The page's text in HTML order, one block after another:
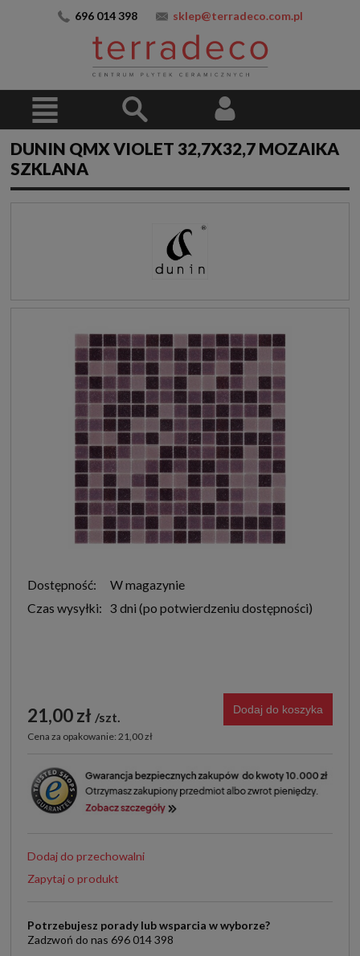
696 014 398 sklep@terradeco.com.pl
DUNIN QMX VIOLET 32,7X32,7 MOZAIKA
SZKLANA
Dostępność:
W magazynie
Czas wysyłki: 3 dni
21,00 zł szt.
Cena za opakowanie: 21,00 zł
Dodaj do koszyka
Dodaj do przechowalni
Zapytaj o produkt
Potrzebujesz porady lub wsparcia w wyborze?
Zadzwoń do nas 696 014 398